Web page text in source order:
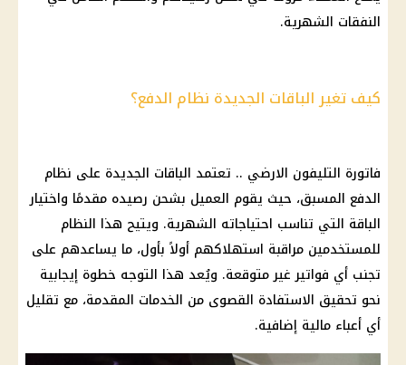
النفقات الشهرية.
كيف تغير الباقات الجديدة نظام الدفع؟
فاتورة التليفون الارضي .. تعتمد الباقات الجديدة على نظام
الدفع المسبق، حيث يقوم العميل بشحن رصيده مقدمًا واختيار
الباقة التي تناسب احتياجاته الشهرية. ويتيح هذا النظام
للمستخدمين مراقبة استهلاكهم أولاً بأول، ما يساعدهم على
تجنب أي فواتيرغير متوقعة. ويُعد هذا التوجه خطوة إيجابية
نحو تحقيق الاستفادة القصوى من الخدمات المقدمة، مع تقليل
أي أعباء مالية إضافية.